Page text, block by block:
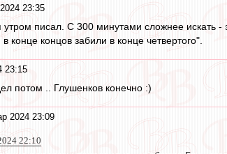
23:35
утром писал. С 300 минутами сложнее искать
конце концов забили в конце четвертого".
23:15
потом .. Глушенков конечно :)
2024 23:09
22:10